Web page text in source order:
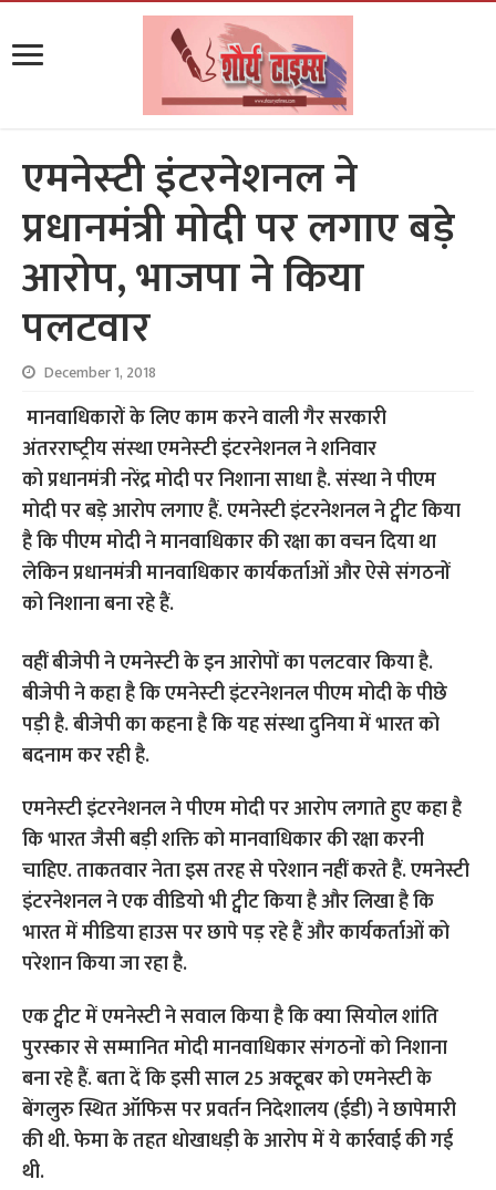
एमनेस्‍टी इंटरनेशनल ने
प्रधानमंत्री मोदी पर लगाए बड़े
आरोप, भाजपा ने किया
पलटवार
December 1, 2018
मानवाधिकारों के लिए काम करने वाली गैर सरकारी
अंतरराष्‍ट्रीय संस्‍था एमनेस्‍टी इंटरनेशनल ने शनिवार
को प्रधानमंत्री नरेंद्र मोदी पर निशाना साधा है. संस्‍था ने पीएम
मोदी पर बड़े आरोप लगाए हैं. एमनेस्टी इंटरनेशनल ने ट्वीट किया
है कि पीएम मोदी ने मानवाधिकार की रक्षा का वचन दिया था
लेकिन प्रधानमंत्री मानवाधिकार कार्यकर्ताओं और ऐसे संगठनों
को निशाना बना रहे हैं.
वहीं बीजेपी ने एमनेस्‍टी के इन आरोपों का पलटवार किया है.
बीजेपी ने कहा है कि एमनेस्‍टी इंटरनेशनल पीएम मोदी के पीछे
पड़ी है. बीजेपी का कहना है कि यह संस्‍था दुनिया में भारत को
बदनाम कर रही है.
एमनेस्‍टी इंटरनेशनल ने पीएम मोदी पर आरोप लगाते हुए कहा है
कि भारत जैसी बड़ी शक्ति को मानवाधिकार की रक्षा करनी
चाहिए. ताकतवार नेता इस तरह से परेशान नहीं करते हैं. एमनेस्टी
इंटरनेशनल ने एक वीडियो भी ट्वीट किया है और लिखा है कि
भारत में मीडिया हाउस पर छापे पड़ रहे हैं और कार्यकर्ताओं को
परेशान किया जा रहा है.
एक ट्वीट में एमनेस्टी ने सवाल किया है कि क्या सियोल शांति
पुरस्कार से सम्मानित मोदी मानवाधिकार संगठनों को निशाना
बना रहे हैं. बता दें कि इसी साल 25 अक्टूबर को एमनेस्टी के
बेंगलुरु स्थित ऑफिस पर प्रवर्तन निदेशालय (ईडी) ने छापेमारी
की थी. फेमा के तहत धोखाधड़ी के आरोप में ये कार्रवाई की गई
थी.